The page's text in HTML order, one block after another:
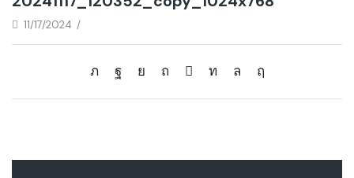
11/17/2024 /